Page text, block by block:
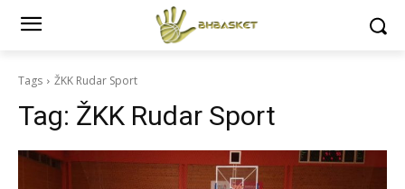
Tags ŽKK Rudar Sport
Tag: ŽKK Rudar Sport